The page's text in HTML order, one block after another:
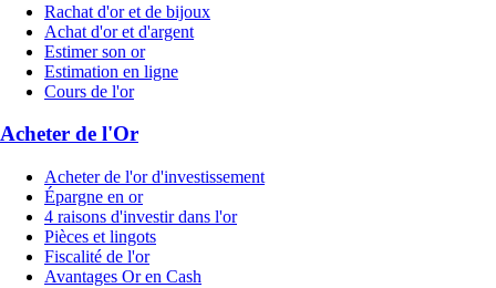
Rachat d'or et de bijoux
Achat d'or et d'argent
Estimer son or
Estimation en ligne
Cours de l'or
Acheter de l'Or
Acheter de l'or d'investissement
Épargne en or
4 raisons d'investir dans l'or
Pièces et lingots
Fiscalité de l'or
Avantages Or en Cash